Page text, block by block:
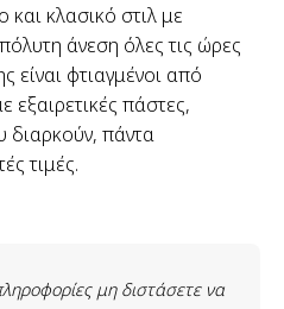
και κλασικό στιλ με
άνεση όλες τις ώρες
είναι φτιαγμένοι από
εξαιρετικές πάστες,
διαρκούν, πάντα
τιμές.
μη διστάσετε να